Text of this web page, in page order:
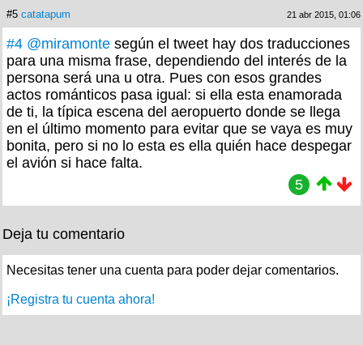
#5 catatapum 21 abr 2015, 01:06
#4 @miramonte según el tweet hay dos traducciones
para una misma frase, dependiendo del interés de la
persona será una u otra. Pues con esos grandes
actos románticos pasa igual: si ella esta enamorada
de ti, la típica escena del aeropuerto donde se llega
en el último momento para evitar que se vaya es muy
bonita, pero si no lo esta es ella quién hace despegar
el avión si hace falta.
5
Deja tu comentario
Necesitas tener una cuenta para poder dejar comentarios.
¡Registra tu cuenta ahora!